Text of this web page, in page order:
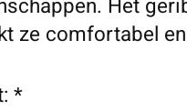
Het
ze comfortabel
*